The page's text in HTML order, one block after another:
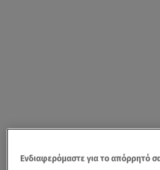
Ενδιαφερόμαστε για το απόρρητό